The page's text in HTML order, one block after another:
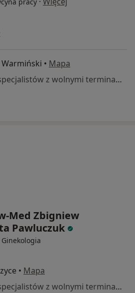
• Mapa
Brak dostępnych specjalistów z wolnymi terminami w tym centrum medycznym.
Med Zbigniew
Pawluczuk
• Mapa
Brak dostępnych specjalistów z wolnymi terminami w tym centrum medycznym.